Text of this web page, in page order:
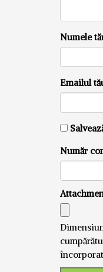
Numele
Emailul
Număr